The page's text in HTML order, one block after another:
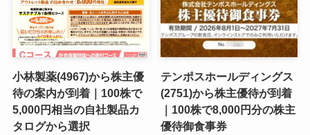
小林製薬(4967)から株主優
待の案内が到着｜100株で
5,000円相当の自社製品カ
タログから選択
テンポスホールディングス
(2751)から株主優待が到着
｜100株で8,000円分の株主
優待御食事券